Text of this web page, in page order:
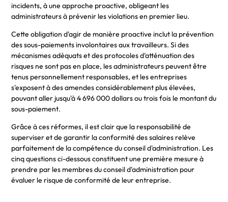
incidents, à une approche proactive, obligeant les
administrateurs à prévenir les violations en premier lieu.
Cette obligation d'agir de manière proactive inclut la prévention
des sous-paiements involontaires aux travailleurs. Si des
mécanismes adéquats et des protocoles d'atténuation des
risques ne sont pas en place, les administrateurs peuvent être
tenus personnellement responsables, et les entreprises
s'exposent à des amendes considérablement plus élevées,
pouvant aller jusqu'à 4 696 000 dollars ou trois fois le montant du
sous-paiement.
Grâce à ces réformes, il est clair que la responsabilité de
superviser et de garantir la conformité des salaires relève
parfaitement de la compétence du conseil d'administration. Les
cinq questions ci-dessous constituent une première mesure à
prendre par les membres du conseil d'administration pour
évaluer le risque de conformité de leur entreprise.